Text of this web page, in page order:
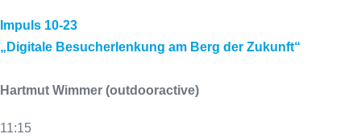
Impuls 10-23
„Digitale Besucherlenkung am Berg der Zukunft“
Hartmut Wimmer (outdooractive)
11:15